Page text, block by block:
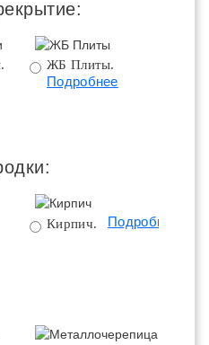
ЖБ Плиты.
Подробнее
Кирпич. Подробнее